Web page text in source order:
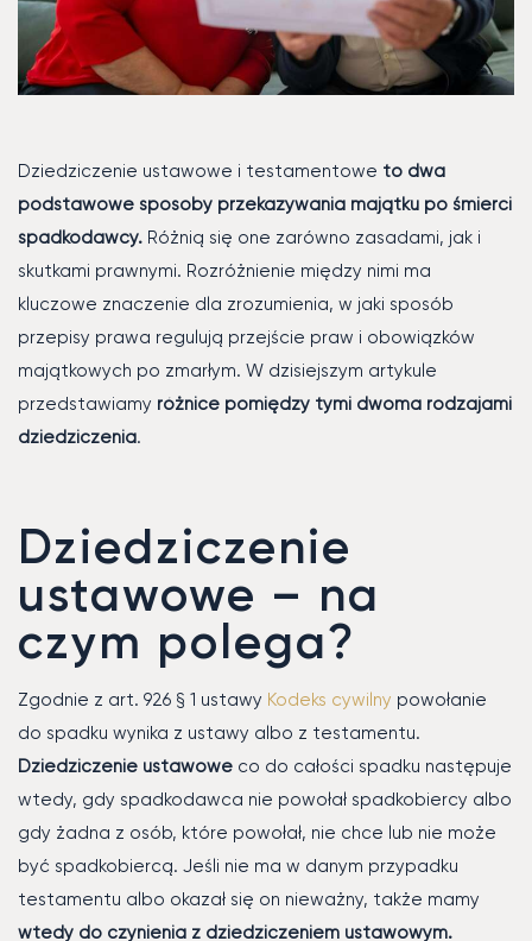
Dziedziczenie ustawowe i testamentowe to dwa
podstawowe sposoby przekazywania majątku po śmierci
spadkodawcy. Różnią się one zarówno zasadami, jak i
skutkami prawnymi. Rozróżnienie między nimi ma
kluczowe znaczenie dla zrozumienia, w jaki sposób
przepisy prawa regulują przejście praw i obowiązków
majątkowych po zmarłym. W dzisiejszym artykule
przedstawiamy różnice pomiędzy tymi dwoma rodzajami
dziedziczenia.
Dziedziczenie
ustawowe – na
czym polega?
Zgodnie z art. 926 § 1 ustawy Kodeks cywilny powołanie
do spadku wynika z ustawy albo z testamentu.
Dziedziczenie ustawowe co do całości spadku następuje
wtedy, gdy spadkodawca nie powołał spadkobiercy albo
gdy żadna z osób, które powołał, nie chce lub nie może
być spadkobiercą. Jeśli nie ma w danym przypadku
testamentu albo okazał się on nieważny, także mamy
wtedy do czynienia z dziedziczeniem ustawowym.